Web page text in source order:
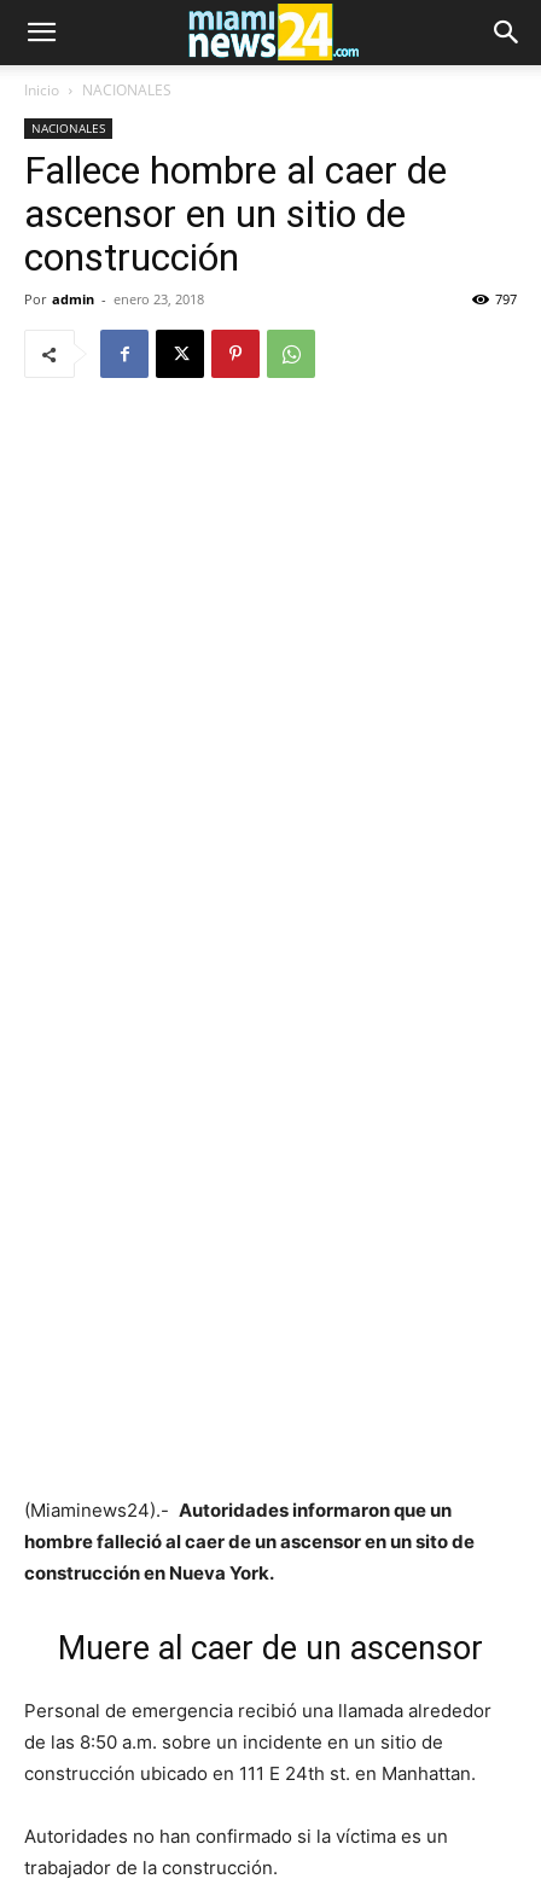
Inicio NACIONALES
NACIONALES
Fallece hombre al caer de
ascensor en un sitio de
construcción
Por admin - enero 23, 2018 797
(Miaminews24).- Autoridades informaron que un
hombre falleció al caer de un ascensor en un sito de
construcción en Nueva York.
Muere al caer de un ascensor
Personal de emergencia recibió una llamada alrededor
de las 8:50 a.m. sobre un incidente en un sitio de
construcción ubicado en 111 E 24th st. en Manhattan.
Autoridades no han confirmado si la víctima es un
trabajador de la construcción.